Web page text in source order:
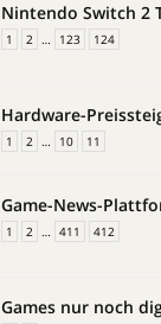
Nintendo Switch 2
1 2 … 123 124
Hardware-
1 2 … 10 11
Game-News-
1 2 … 411 412
Games nur noch